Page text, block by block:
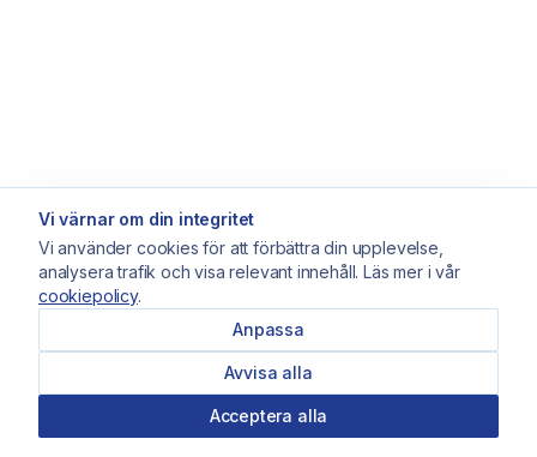
Vi värnar om din integritet
Vi använder cookies för att förbättra din upplevelse,
analysera trafik och visa relevant innehåll. Läs mer i vår
cookiepolicy.
Anpassa
Avvisa alla
Acceptera alla